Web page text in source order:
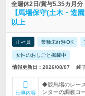
全週休2日/賞与5.35カ月分
【馬場保守(土木・造
以上
正社員 業種未経験OK
女性のおしごと掲載中
情報更新日：2026/08/07 終
仕事内容
◆競馬場のレー
ンターの調教コ